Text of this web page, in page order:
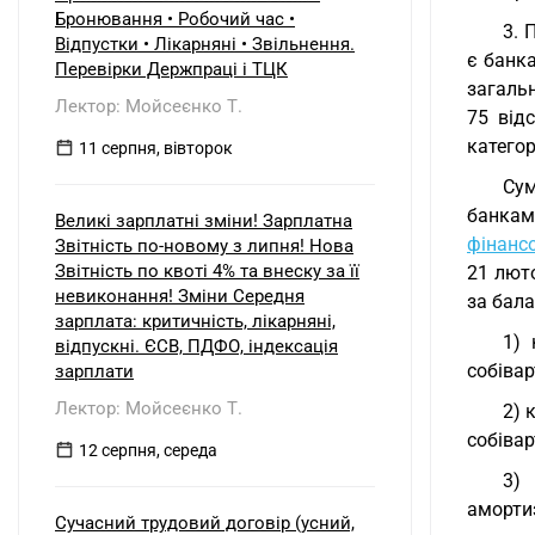
3.
є
75
21
за
1)
2)
3)
Бронювання • Робочий час •
Відпустки • Лікарняні • Звільнення.
Перевірки Держпраці і ТЦК
Лектор: Мойсеєнко Т.
11 серпня, вівторок
Великі зарплатні зміни! Зарплатна
Звітність по-новому з липня! Нова
Звітність по квоті 4% та внеску за її
невиконання! Зміни Середня
зарплата: критичність, лікарняні,
відпускні. ЄСВ, ПДФО, індексація
зарплати
Лектор: Мойсеєнко Т.
12 серпня, середа
Сучасний трудовий договір (усний,